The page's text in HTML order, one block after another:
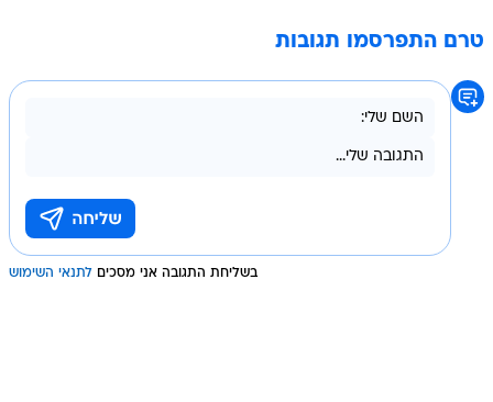
טרם התפרסמו תגובות
בשליחת התגובה אני מסכים לתנאי השימוש